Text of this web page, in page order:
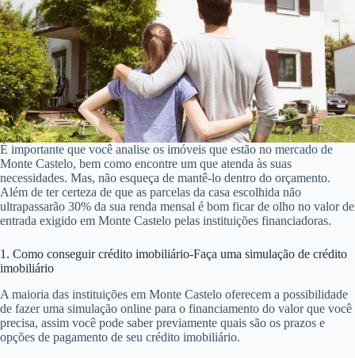
É importante que você analise os imóveis que estão no mercado de
Monte Castelo, bem como encontre um que atenda às suas
necessidades. Mas, não esqueça de mantê-lo dentro do orçamento.
Além de ter certeza de que as parcelas da casa escolhida não
ultrapassarão 30% da sua renda mensal é bom ficar de olho no valor de
entrada exigido em Monte Castelo pelas instituições financiadoras.
1. Como conseguir crédito imobiliário-Faça uma simulação de crédito
imobiliário
A maioria das instituições em Monte Castelo oferecem a possibilidade
de fazer uma simulação online para o financiamento do valor que você
precisa, assim você pode saber previamente quais são os prazos e
opções de pagamento de seu crédito imobiliário.